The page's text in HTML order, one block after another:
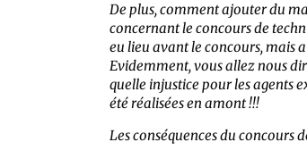
De plus, comment ajouter du
concernant le concours de
eu lieu avant le concours, mais
Evidemment, vous allez nous
quelle injustice pour les agents
été réalisées en amont !!!
Les conséquences du concours